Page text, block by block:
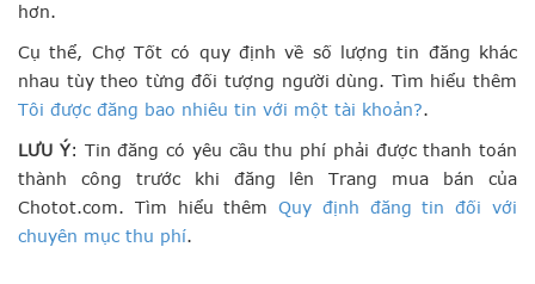
hơn.
Cụ thể, Chợ Tốt có quy định về số lượng tin đăng khác
nhau tùy theo từng đối tượng người dùng. Tìm hiểu thêm
Tôi được đăng bao nhiêu tin với một tài khoản?.
LƯU Ý: Tin đăng có yêu cầu thu phí phải được thanh toán
thành công trước khi đăng lên Trang mua bán của
Chotot.com. Tìm hiểu thêmQuy định đăng tin đối với
chuyên mục thu phí.